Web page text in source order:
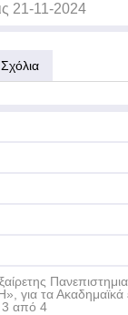
21-11-2024
Σχόλια
για τα
από 4